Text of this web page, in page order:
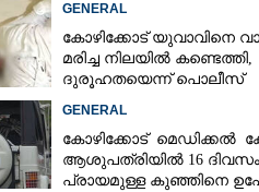
GENERAL
കോഴിക്കോട് യുവാവിനെ
മരിച്ച നിലയിൽ കണ്ടെത്തി,
ദുരൂഹതയെന്ന് പൊലീസ്
GENERAL
കോഴിക്കോട് മെഡിക്കൽ
ആശുപത്രിയിൽ 16 ദിവസം
പ്രായമുള്ള കുഞ്ഞിനെ